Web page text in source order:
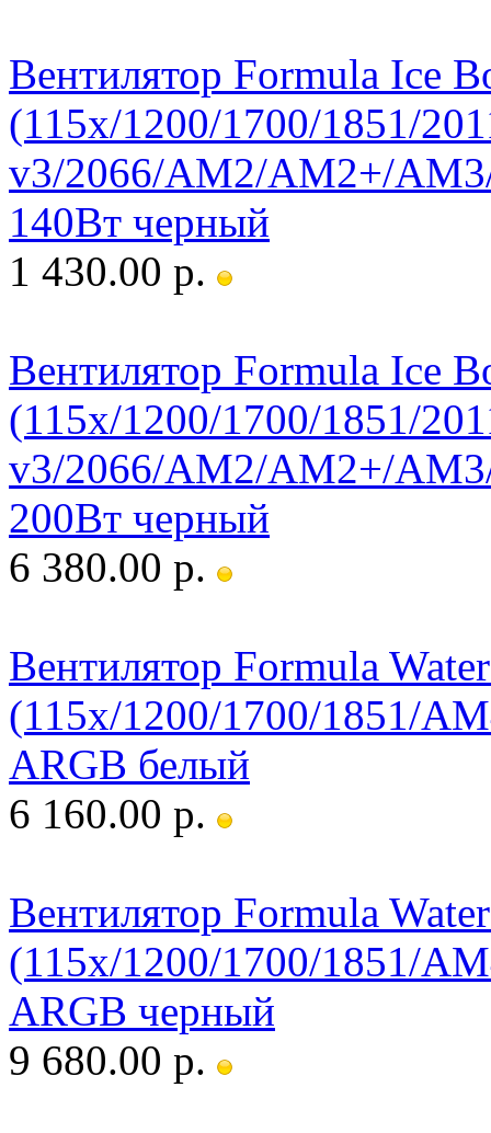
Вентилятор Formula Ice
(115x/1200/1700/1851/
v3/2066/AM2/AM2+/
140Вт черный
1 430.00 р.
Вентилятор Formula Ice
(115x/1200/1700/1851/
v3/2066/AM2/AM2+/
200Вт черный
6 380.00 р.
Вентилятор Formula
(115x/1200/1700/1851/
ARGB белый
6 160.00 р.
Вентилятор Formula
(115x/1200/1700/1851/
ARGB черный
9 680.00 р.